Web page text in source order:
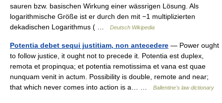
sauren bzw. basischen Wirkung einer wässrigen Lösung. Als
logarithmische Größe ist er durch den mit −1 multiplizierten
dekadischen Logarithmus ( …
Deutsch Wikipedia
Potentia debet sequi justitiam, non antecedere — Power ought
to follow justice, it ought not to precede it. Potentia est duplex,
remota et propinqua; et potentia remotissima et vana est quae
nunquam venit in actum. Possibility is double, remote and near;
that which never comes into action is a… …
Ballentine's law dictionary